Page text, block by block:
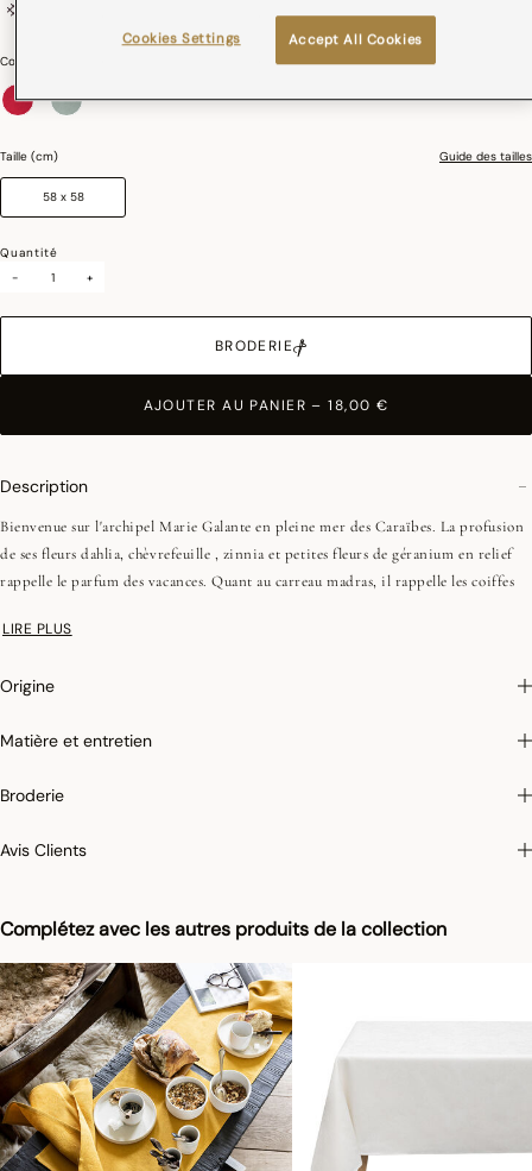
Couleurs :
Taille (cm) Guide des tailles
58 x 58
Quantité
-
+
BRODERIE
AJOUTER AU PANIER–18,00 €
Complétez avec les autres produits de la collection
Description
Bienvenue sur l'archipel Marie Galante en pleine mer des Caraïbes. La profusion
de ses fleurs dahlia, chèvrefeuille , zinnia et petites fleurs de géranium en relief
rappelle le parfum des vacances. Quant au carreau madras, il rappelle les coiffes
assurer une similitude parfaite avec le produit vendu, notamment en ce qui
LIRE PLUS
Origine
Matière et entretien
Broderie
Avis Clients
Accept All Cookies
Cookies Settings